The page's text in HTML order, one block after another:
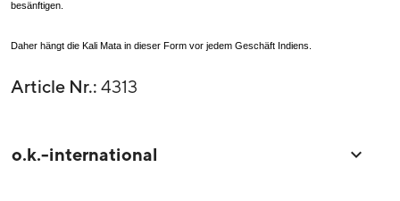
besänftigen.
Daher hängt die Kali Mata in dieser Form vor jedem Geschäft Indiens.
Article Nr.: 4313
o.k.-international 